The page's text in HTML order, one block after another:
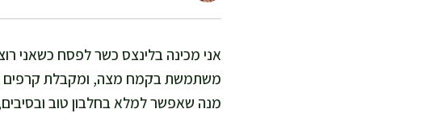
אני מכינה בלינצס כשר לפסח כשאני
משתמשת בקמח מצה, ומקבלת קרפים
מנה שאפשר למלא בחלבון טוב